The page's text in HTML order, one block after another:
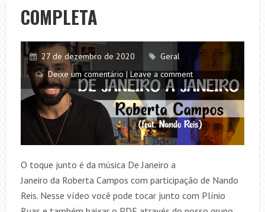
COMPLETA
27 de dezembro de 2020
Geral
Deixe um comentário | Leave a comment
O toque junto é da música De Janeiro a
Janeiro da Roberta Campos com participação de Nando
Reis. Nesse vídeo você pode tocar junto com Plínio